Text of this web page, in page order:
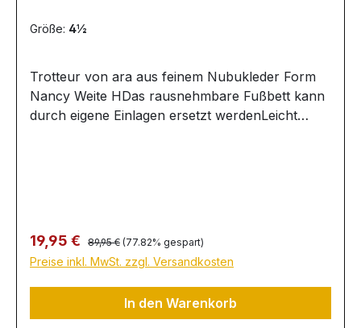
Größe: 4½
Trotteur von ara aus feinem Nubukleder Form
Nancy Weite HDas rausnehmbare Fußbett kann
durch eigene Einlagen ersetzt werdenLeicht
Verkaufspreis:
19,95 € Regulärer Preis:
89,95 € (77.82% gespart)
Preise inkl. MwSt. zzgl. Versandkosten
In den Warenkorb